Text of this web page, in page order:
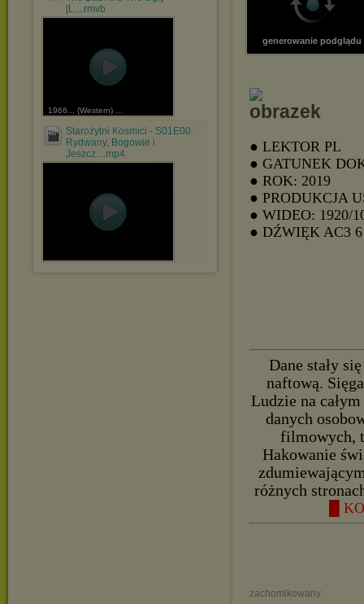
[L....rmvb
1966... (Western) ...
Starożytni Kosmici - S01E00.
Rydwany, Bogowie i
Jeszcz....mp4
generowanie podglądu
● LEKTOR PL
● GATUNEK
● ROK: 2019
● PRODUKCJA
● WIDEO: 1920/
● DŹWIĘK AC3
Dane stały
naftową.
Ludzie na
danych
filmowych,
Hakowanie
różnych
█
zachomikowany